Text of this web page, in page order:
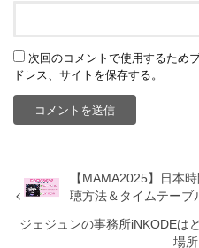
次回のコメントで使用するため
ドレス、サイトを保存する。
【MAMA2025】日本
聴方法＆タイムテーブ
ジェジュンの事務所iNKODEは
場